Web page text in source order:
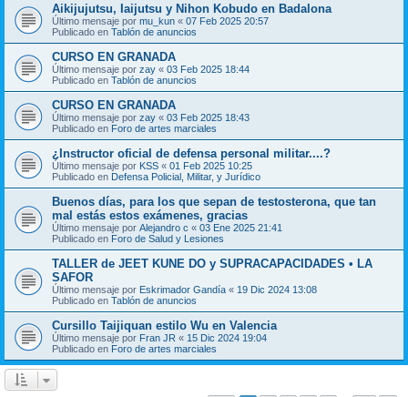
Aikijujutsu, Iaijutsu y Nihon Kobudo en Badalona
Último mensaje por mu_kun « 07 Feb 2025 20:57
Publicado en Tablón de anuncios
CURSO EN GRANADA
Último mensaje por zay « 03 Feb 2025 18:44
Publicado en Tablón de anuncios
CURSO EN GRANADA
Último mensaje por zay « 03 Feb 2025 18:43
Publicado en Foro de artes marciales
¿Instructor oficial de defensa personal militar....?
Último mensaje por KSS « 01 Feb 2025 10:25
Publicado en Defensa Policial, Militar, y Jurídico
Buenos días, para los que sepan de testosterona, que tan
mal estás estos exámenes, gracias
Último mensaje por Alejandro c « 03 Ene 2025 21:41
Publicado en Foro de Salud y Lesiones
TALLER de JEET KUNE DO y SUPRACAPACIDADES • LA
SAFOR
Último mensaje por Eskrimador Gandía « 19 Dic 2024 13:08
Publicado en Tablón de anuncios
Cursillo Taijiquan estilo Wu en Valencia
Último mensaje por Fran JR « 15 Dic 2024 19:04
Publicado en Foro de artes marciales